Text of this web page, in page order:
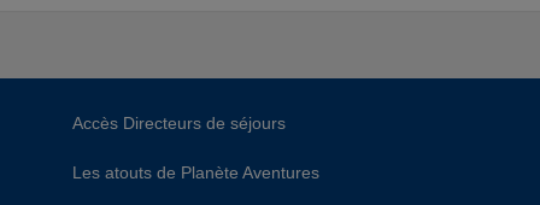
Accès Directeurs de séjours
Les atouts de Planète Aventures